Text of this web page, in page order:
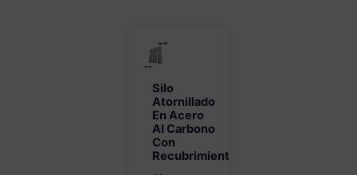
Silo
Atornillado
En Acero
Al Carbono
Con
Recubrimiento